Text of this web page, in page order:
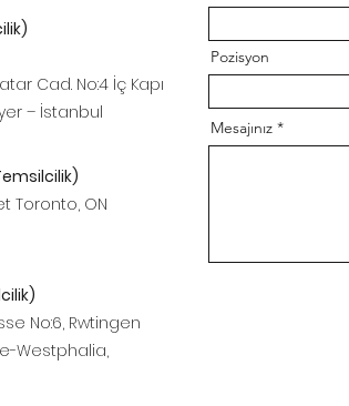
Cad. No:4 İç Kapı
– İstanbul
Toronto, ON
No:6, Rwtingen
Westphalia,
Pozisyon
Mesajınız